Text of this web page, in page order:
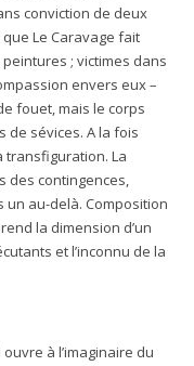
conviction de deux
Le Caravage fait
; victimes dans
envers eux –
fouet, mais le corps
de sévices. A la fois
transfiguration. La
contingences,
au-delà. Composition
la dimension d’un
et l’inconnu de la
à l’imaginaire du